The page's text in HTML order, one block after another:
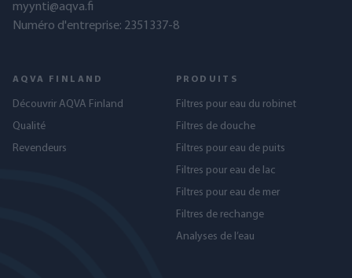
myynti@aqva.fi
Numéro d'entreprise: 2351337-8
AQVA FINLAND
Découvrir AQVA Finland
Qualité
Revendeurs
PRODUITS
Filtres pour eau du robinet
Filtres de douche
Filtres pour eau de puits
Filtres pour eau de lac
Filtres pour eau de mer
Filtres de rechange
Analyses de l’eau